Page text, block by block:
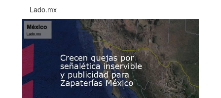
Lado.mx